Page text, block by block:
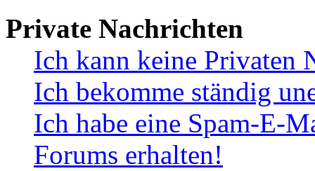
Private Nachrichten
Ich kann keine Privaten
Ich bekomme ständig
Ich habe eine Spam-E-
Forums erhalten!